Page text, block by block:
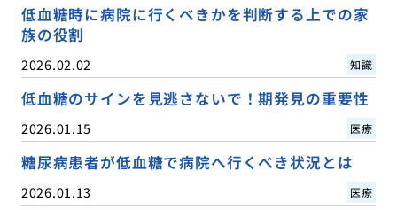
低血糖時に病院に行くべきかを判断する上での家
族の役割
2026.02.02 知識
低血糖のサインを見逃さないで！期発見の重要性
2026.01.15 医療
糖尿病患者が低血糖で病院へ行くべき状況とは
2026.01.13 医療